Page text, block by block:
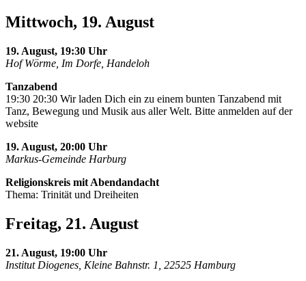
Mittwoch, 19. August
19. August, 19:30 Uhr
Hof Wörme, Im Dorfe, Handeloh
Tanzabend
19:30 20:30 Wir laden Dich ein zu einem bunten Tanzabend mit
Tanz, Bewegung und Musik aus aller Welt. Bitte anmelden auf der
website
19. August, 20:00 Uhr
Markus-Gemeinde Harburg
Religionskreis mit Abendandacht
Thema: Trinität und Dreiheiten
Freitag, 21. August
21. August, 19:00 Uhr
Institut Diogenes, Kleine Bahnstr. 1, 22525 Hamburg